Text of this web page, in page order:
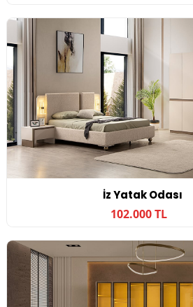
İz Yatak Odası
102.000 TL